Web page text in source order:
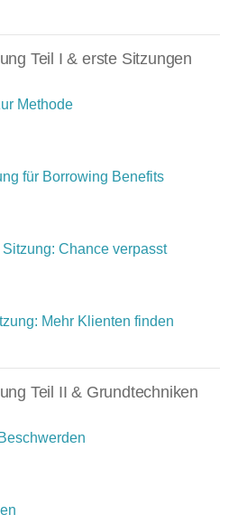
Teil I & erste Sitzungen
Methode
für Borrowing Benefits
Chance verpasst
Mehr Klienten finden
Teil II & Grundtechniken